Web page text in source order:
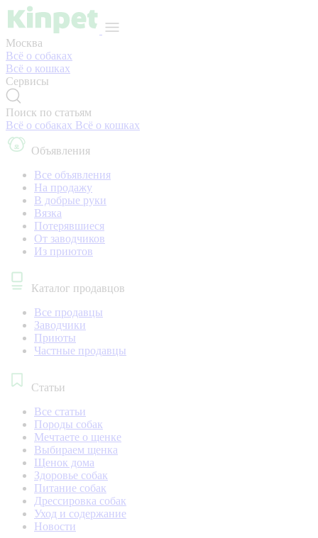
Москва
Всё о собаках
Всё о кошках
Сервисы
Поиск по статьям
Всё о собаках Всё о кошках
Объявления
Все объявления
На продажу
В добрые руки
Вязка
Потерявшиеся
От заводчиков
Из приютов
Каталог продавцов
Все продавцы
Заводчики
Приюты
Частные продавцы
Статьи
Все статьи
Породы собак
Мечтаете о щенке
Выбираем щенка
Щенок дома
Здоровье собак
Питание собак
Дрессировка собак
Уход и содержание
Новости